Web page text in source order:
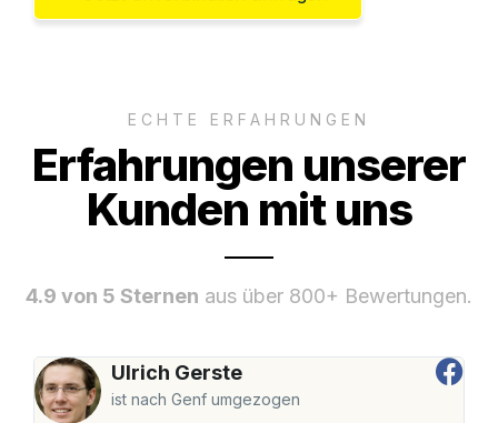
ECHTE ERFAHRUNGEN
Erfahrungen unserer
Kunden mit uns
4.9 von 5 Sternen aus über 800+ Bewertungen.
Ulrich Gerste
ist nach Genf umgezogen